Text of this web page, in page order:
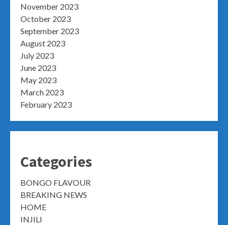
November 2023
October 2023
September 2023
August 2023
July 2023
June 2023
May 2023
March 2023
February 2023
Categories
BONGO FLAVOUR
BREAKING NEWS
HOME
INJILI